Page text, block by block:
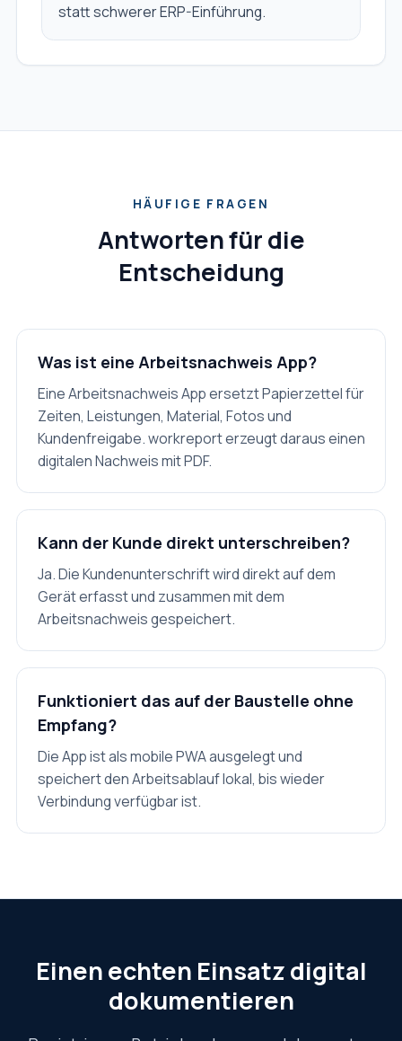
statt schwerer ERP-Einführung.
HÄUFIGE FRAGEN
Antworten für die
Entscheidung
Was ist eine Arbeitsnachweis App?
Eine Arbeitsnachweis App ersetzt Papierzettel für
Zeiten, Leistungen, Material, Fotos und
Kundenfreigabe. workreport erzeugt daraus einen
digitalen Nachweis mit PDF.
Kann der Kunde direkt unterschreiben?
Ja. Die Kundenunterschrift wird direkt auf dem
Gerät erfasst und zusammen mit dem
Arbeitsnachweis gespeichert.
Funktioniert das auf der Baustelle ohne
Empfang?
Die App ist als mobile PWA ausgelegt und
speichert den Arbeitsablauf lokal, bis wieder
Verbindung verfügbar ist.
Einen echten Einsatz digital
dokumentieren